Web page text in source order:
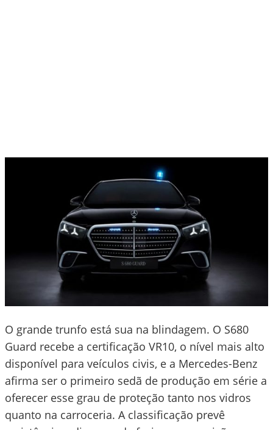
O grande trunfo está sua na blindagem. O S680
Guard recebe a certificação VR10, o nível mais alto
disponível para veículos civis, e a Mercedes-Benz
afirma ser o primeiro sedã de produção em série a
oferecer esse grau de proteção tanto nos vidros
quanto na carroceria. A classificação prevê